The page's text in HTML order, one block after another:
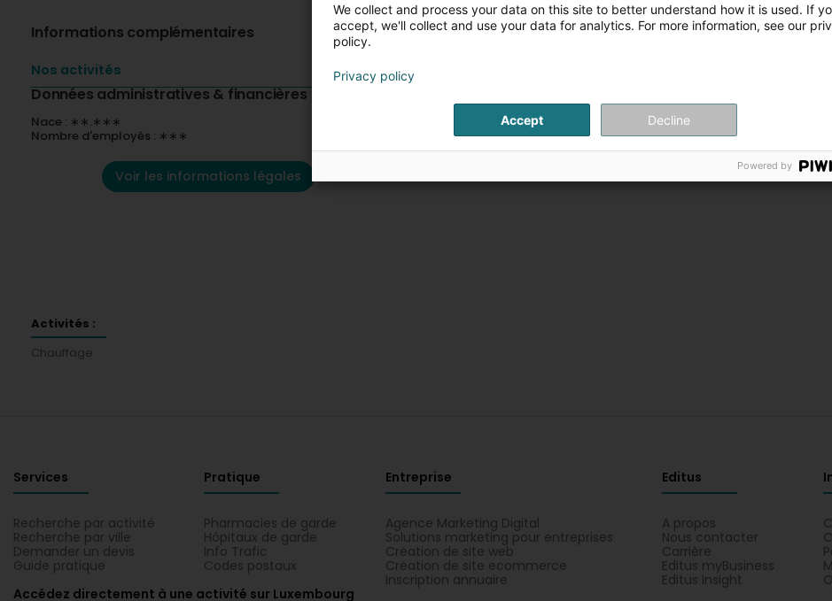
Informations complémentaires
Nos activités
Données administratives & financières
Nace : ∗∗.∗∗∗
Nombre d'employés : ∗∗∗
Voir les informations légales
Activités :
Chauffage
Services
Recherche par activité
Recherche par ville
Demander un devis
Guide pratique
Pratique
Pharmacies de garde
Hôpitaux de garde
Info Trafic
Codes postaux
Entreprise
Agence Marketing Digital
Solutions marketing pour entreprises
Création de site web
Création de site ecommerce
Inscription annuaire
Editus
A propos
Nous contacter
Carrière
Editus myBusiness
Editus Insight
Accédez directement à une activité sur Luxembourg
We collect and process your data on this site to better understand how it is used. If
accept, we'll collect and use your data for analytics. For more information, see our
policy.
Privacy policy
Accept Decline
Powered by